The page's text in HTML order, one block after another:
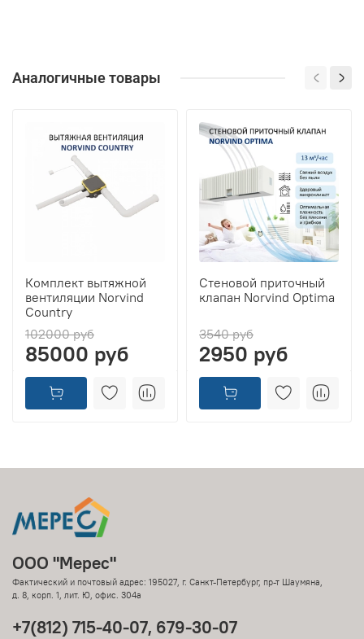
Аналогичные товары
Комплект вытяжной
вентиляции Norvind
Country
102000 руб
85000 руб
Стеновой приточный
клапан Norvind Optima
3540 руб
2950 руб
ООО "Мерес"
Фактический и почтовый адрес: 195027, г. Санкт-Петербург, пр-т Шаумяна,
д. 8, корп. 1, лит. Ю, офис. 304а
+7(812) 715-40-07, 679-30-07